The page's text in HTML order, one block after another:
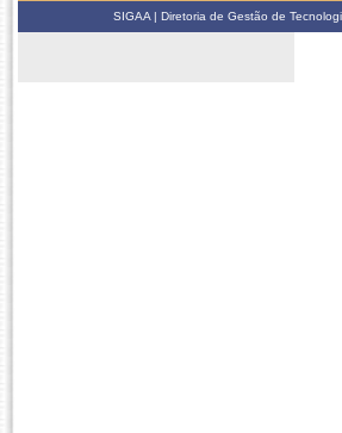
SIGAA | Diretoria de Gestão de